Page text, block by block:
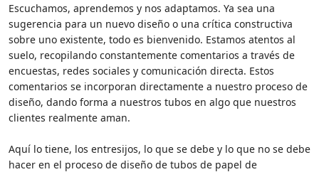
Escuchamos, aprendemos y nos adaptamos. Ya sea una
sugerencia para un nuevo diseño o una crítica constructiva
sobre uno existente, todo es bienvenido. Estamos atentos al
suelo, recopilando constantemente comentarios a través de
encuestas, redes sociales y comunicación directa. Estos
comentarios se incorporan directamente a nuestro proceso de
diseño, dando forma a nuestros tubos en algo que nuestros
clientes realmente aman.
Aquí lo tiene, los entresijos, lo que se debe y lo que no se debe
hacer en el proceso de diseño de tubos de papel de